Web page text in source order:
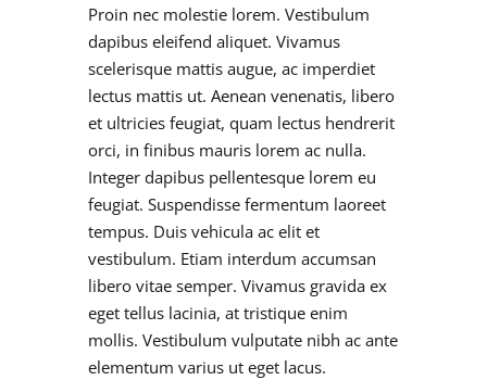
Proin nec molestie lorem. Vestibulum
dapibus eleifend aliquet. Vivamus
scelerisque mattis augue, ac imperdiet
lectus mattis ut. Aenean venenatis, libero
et ultricies feugiat, quam lectus hendrerit
orci, in finibus mauris lorem ac nulla.
Integer dapibus pellentesque lorem eu
feugiat. Suspendisse fermentum laoreet
tempus. Duis vehicula ac elit et
vestibulum. Etiam interdum accumsan
libero vitae semper. Vivamus gravida ex
eget tellus lacinia, at tristique enim
mollis. Vestibulum vulputate nibh ac ante
elementum varius ut eget lacus.